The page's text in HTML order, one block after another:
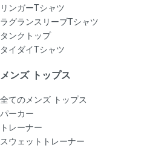
リンガーTシャツ
ラグランスリーブTシャツ
タンクトップ
タイダイTシャツ
メンズ トップス
全てのメンズ トップス
パーカー
トレーナー
スウェットトレーナー